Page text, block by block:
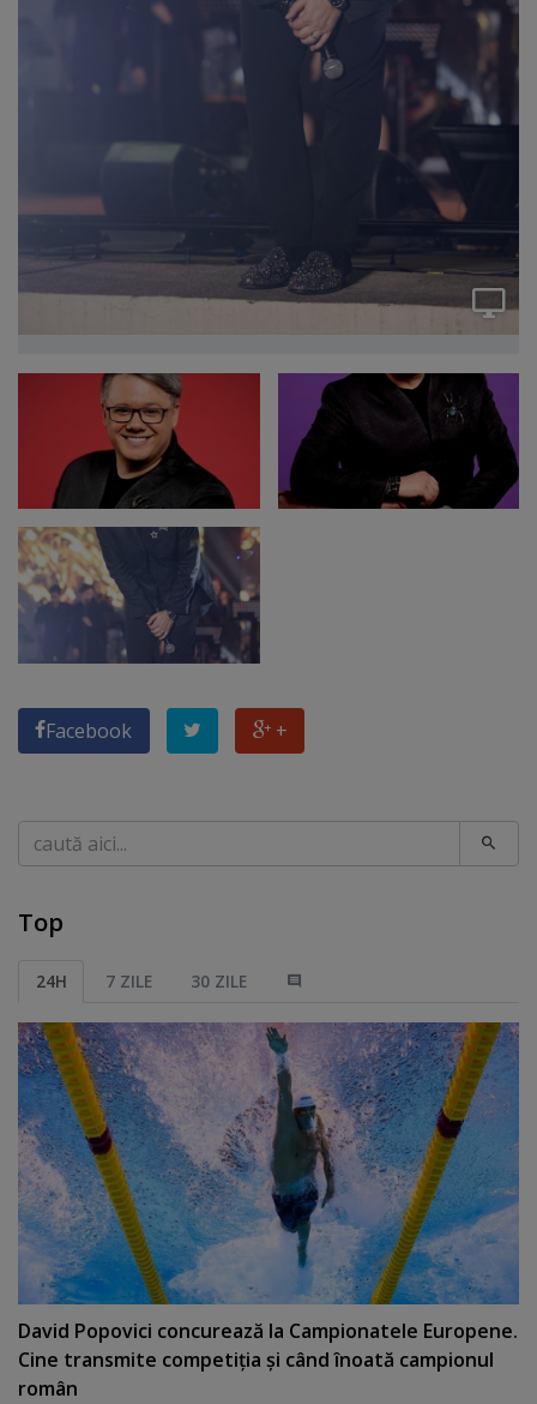
Facebook +
Caută
Top
24H 7 ZILE 30 ZILE
David Popovici concurează la Campionatele Europene.
Cine transmite competiţia şi când înoată campionul
român